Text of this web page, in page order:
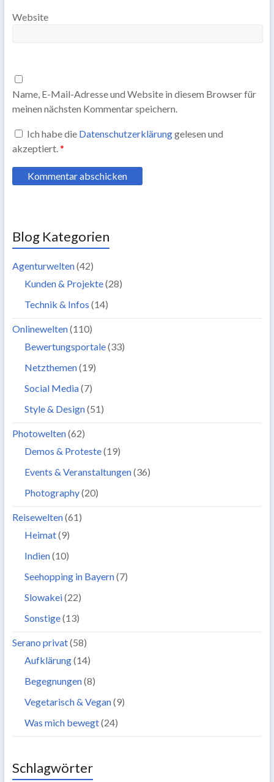
Website
Name, E-Mail-Adresse und Website in diesem Browser für
meinen nächsten Kommentar speichern.
Ich habe die Datenschutzerklärunggelesen und
akzeptiert.*
Blog Kategorien
Agenturwelten(42)
Kunden & Projekte(28)
Technik & Infos (14)
Onlinewelten(110)
Bewertungsportale(33)
Netzthemen(19)
Social Media(7)
Style & Design(51)
Photowelten(62)
Demos & Proteste(19)
Events & Veranstaltungen(36)
Photography(20)
Reisewelten(61)
Heimat(9)
Indien(10)
Seehopping in Bayern(7)
Slowakei(22)
Sonstige(13)
Serano privat(58)
Aufklärung(14)
Begegnungen(8)
Vegetarisch & Vegan(9)
Was mich bewegt(24)
Schlagwörter